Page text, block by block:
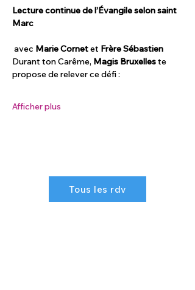
Lecture continue de l’Évangile selon saint
Marc
avec Marie Cornet et Frère Sébastien
Durant ton Carême, Magis Bruxelles te
propose de relever ce défi :
Afficher plus
Tous les rdv